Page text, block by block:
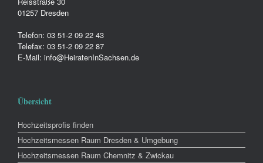
01257 Dresden
Telefon: 03 51-2 09 22 43
Telefax: 03 51-2 09 22 87
E-Mail: info@HeiratenInSachsen.de
Übersicht
Hochzeitsprofis finden
Hochzeitsmessen Raum Dresden & Umgebung
Hochzeitsmessen Raum Chemnitz & Zwickau